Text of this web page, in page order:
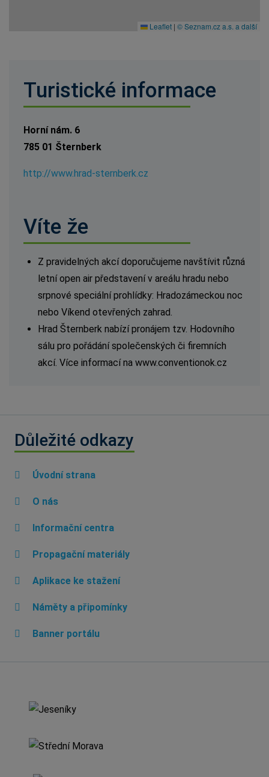
Leaflet | © Seznam.cz a.s. a další
Turistické informace
Horní nám. 6
785 01 Šternberk
http://www.hrad-sternberk.cz
Víte že
Z pravidelných akcí doporučujeme navštívit různá
letní open air představení v areálu hradu nebo
srpnové speciální prohlídky: Hradozámeckou noc
nebo Víkend otevřených zahrad.
Hrad Šternberk nabízí pronájem tzv. Hodovního
sálu pro pořádání společenských či firemních
akcí. Více informací na www.conventionok.cz
Důležité odkazy
Úvodní strana
O nás
Informační centra
Propagační materiály
Aplikace ke stažení
Náměty a připomínky
Banner portálu